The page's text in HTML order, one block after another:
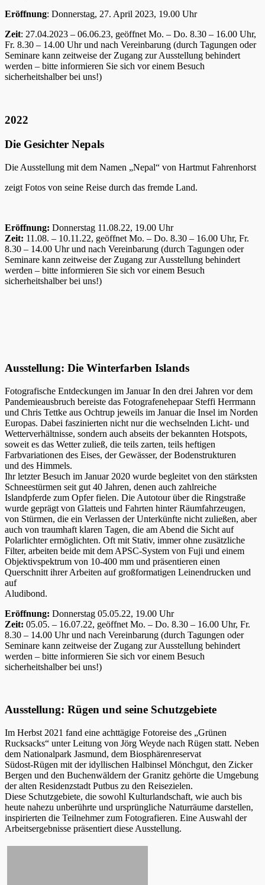
Eröffnung: Donnerstag, 27. April 2023, 19.00 Uhr
Zeit: 27.04.2023 – 06.06.23, geöffnet Mo. – Do. 8.30 – 16.00 Uhr,
Fr. 8.30 – 14.00 Uhr und nach Vereinbarung (durch Tagungen oder
Seminare kann zeitweise der Zugang zur Ausstellung behindert
werden – bitte informieren Sie sich vor einem Besuch
sicherheitshalber bei uns!)
2022
Die Gesichter Nepals
Die Ausstellung mit dem Namen „Nepal“ von Hartmut Fahrenhorst
zeigt Fotos von seine Reise durch das fremde Land.
Eröffnung: Donnerstag 11.08.22, 19.00 Uhr
Zeit: 11.08. – 10.11.22, geöffnet Mo. – Do. 8.30 – 16.00 Uhr, Fr.
8.30 – 14.00 Uhr und nach Vereinbarung (durch Tagungen oder
Seminare kann zeitweise der Zugang zur Ausstellung behindert
werden – bitte informieren Sie sich vor einem Besuch
sicherheitshalber bei uns!)
Ausstellung: Die Winterfarben Islands
Fotografische Entdeckungen im Januar In den drei Jahren vor dem
Pandemieausbruch bereiste das Fotografenehepaar Steffi Herrmann
und Chris Tettke aus Ochtrup jeweils im Januar die Insel im Norden
Europas. Dabei faszinierten nicht nur die wechselnden Licht- und
Wetterverhältnisse, sondern auch abseits der bekannten Hotspots,
soweit es das Wetter zuließ, die teils zarten, teils heftigen
Farbvariationen des Eises, der Gewässer, der Bodenstrukturen
und des Himmels.
Ihr letzter Besuch im Januar 2020 wurde begleitet von den stärksten
Schneestürmen seit gut 40 Jahren, denen auch zahlreiche
Islandpferde zum Opfer fielen. Die Autotour über die Ringstraße
wurde geprägt von Glatteis und Fahrten hinter Räumfahrzeugen,
von Stürmen, die ein Verlassen der Unterkünfte nicht zuließen, aber
auch von traumhaft klaren Tagen, die am Abend die Sicht auf
Polarlichter ermöglichten. Oft mit Stativ, immer ohne zusätzliche
Filter, arbeiten beide mit dem APSC-System von Fuji und einem
Objektivspektrum von 10-400 mm und präsentieren einen
Querschnitt ihrer Arbeiten auf großformatigen Leinendrucken und
auf
Aludibond.
Eröffnung: Donnerstag 05.05.22, 19.00 Uhr
Zeit: 05.05. – 16.07.22, geöffnet Mo. – Do. 8.30 – 16.00 Uhr, Fr.
8.30 – 14.00 Uhr und nach Vereinbarung (durch Tagungen oder
Seminare kann zeitweise der Zugang zur Ausstellung behindert
werden – bitte informieren Sie sich vor einem Besuch
sicherheitshalber bei uns!)
Ausstellung: Rügen und seine Schutzgebiete
Im Herbst 2021 fand eine achttägige Fotoreise des „Grünen
Rucksacks“ unter Leitung von Jörg Weyde nach Rügen statt. Neben
dem Nationalpark Jasmund, dem Biosphärenreservat
Südost-Rügen mit der idyllischen Halbinsel Mönchgut, den Zicker
Bergen und den Buchenwäldern der Granitz gehörte die Umgebung
der alten Residenzstadt Putbus zu den Reisezielen.
Diese Schutzgebiete, die sowohl Kulturlandschaft, wie auch bis
heute nahezu unberührte und ursprüngliche Naturräume darstellen,
inspirierten die Teilnehmer zum Fotografieren. Eine Auswahl der
Arbeitsergebnisse präsentiert diese Ausstellung.